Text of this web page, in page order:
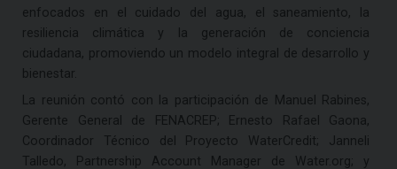
enfocados en el cuidado del agua, el saneamiento, la
resiliencia climática y la generación de conciencia
ciudadana, promoviendo un modelo integral de desarrollo y
bienestar.
La reunión contó con la participación de Manuel Rabines,
Gerente General de FENACREP; Ernesto Rafael Gaona,
Coordinador Técnico del Proyecto WaterCredit; Janneli
Talledo, Partnership Account Manager de Water.org; y